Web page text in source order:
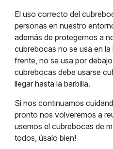
El uso correcto del
personas en nuestro
además de protegernos a
cubrebocas no se usa en la
frente, no se usa por
cubrebocas debe usarse
llegar hasta la barbilla.
Si nos continuamos
pronto nos volveremos a
usemos el cubrebocas de
todos, úsalo bien!